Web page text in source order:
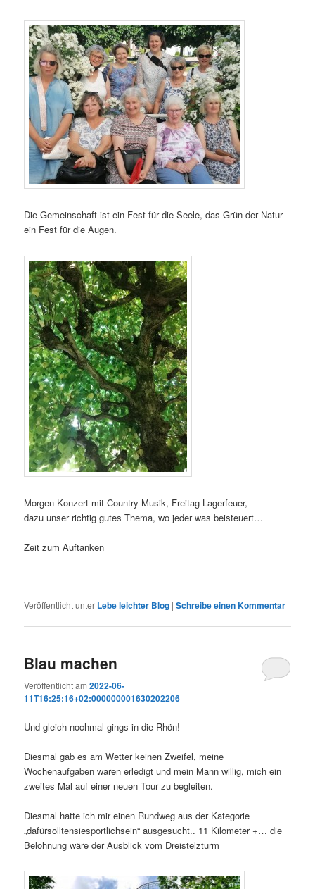
Die Gemeinschaft ist ein Fest für die Seele, das Grün der Natur
ein Fest für die Augen.
Morgen Konzert mit Country-Musik, Freitag Lagerfeuer,
dazu unser richtig gutes Thema, wo jeder was beisteuert…
Zeit zum Auftanken
Veröffentlicht unter Lebe leichter Blog |Schreibe einen Kommentar
Blau machen
Veröffentlicht am2022-06-
11T16:25:16+02:000000001630202206
Und gleich nochmal gings in die Rhön!
Diesmal gab es am Wetter keinen Zweifel, meine
Wochenaufgaben waren erledigt und mein Mann willig, mich ein
zweites Mal auf einer neuen Tour zu begleiten.
Diesmal hatte ich mir einen Rundweg aus der Kategorie
„dafürsolltensiesportlichsein“ ausgesucht.. 11 Kilometer +… die
Belohnung wäre der Ausblick vom Dreistelzturm